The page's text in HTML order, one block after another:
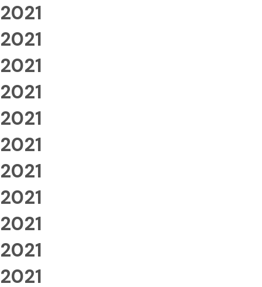
2021
2021
2021
2021
2021
2021
2021
2021
2021
2021
2021